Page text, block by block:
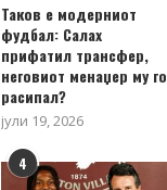
Таков е модерниот
фудбал: Салах
прифатил трансфер,
неговиот менаџер му го
расипал?
јули 19, 2026
4